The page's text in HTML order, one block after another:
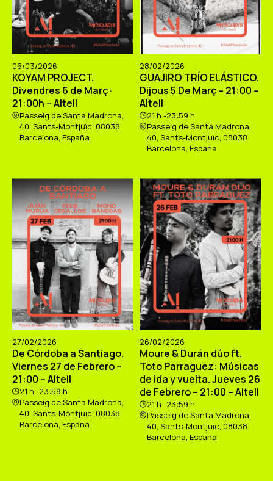
06/03/2026
KOYAM PROJECT.
Divendres 6 de Març ·
21:00h – Altell
Passeig de Santa Madrona,
40, Sants-Montjuïc, 08038
Barcelona, España
28/02/2026
GUAJIRO TRÍO ELÁSTICO.
Dijous 5 De Març – 21:00 –
Altell
21 h -23:59 h
Passeig de Santa Madrona,
40, Sants-Montjuïc, 08038
Barcelona, España
27/02/2026
De Córdoba a Santiago.
Viernes 27 de Febrero –
21:00 – Altell
21 h -23:59 h
Passeig de Santa Madrona,
40, Sants-Montjuïc, 08038
Barcelona, España
26/02/2026
Moure & Durán dúo ft.
Toto Parraguez: Músicas
de ida y vuelta. Jueves 26
de Febrero – 21:00 – Altell
21 h -23:59 h
Passeig de Santa Madrona,
40, Sants-Montjuïc, 08038
Barcelona, España